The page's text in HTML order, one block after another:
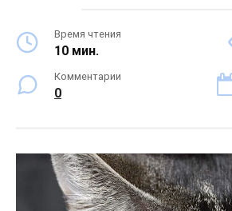
Время чтения
10 мин.
Комментарии
0